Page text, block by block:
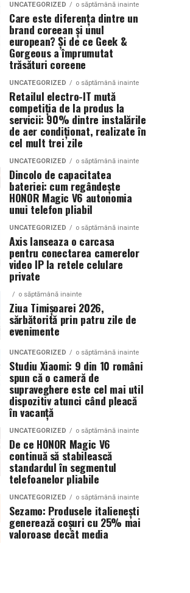
UNCATEGORIZED o săptămână inainte
Care este diferența dintre un
brand coreean și unul
european? Și de ce Geek &
Gorgeous a împrumutat
trăsături coreene
UNCATEGORIZED o săptămână inainte
Retailul electro-IT mută
competiția de la produs la
servicii: 90% dintre instalările
de aer condiționat, realizate în
cel mult trei zile
UNCATEGORIZED o săptămână inainte
Dincolo de capacitatea
bateriei: cum regândește
HONOR Magic V6 autonomia
unui telefon pliabil
UNCATEGORIZED o săptămână inainte
Axis lanseaza o carcasa
pentru conectarea camerelor
video IP la retele celulare
private
o săptămână inainte
Ziua Timișoarei 2026,
sărbătorită prin patru zile de
evenimente
UNCATEGORIZED o săptămână inainte
Studiu Xiaomi: 9 din 10 români
spun că o cameră de
supraveghere este cel mai util
dispozitiv atunci când pleacă
în vacanță
UNCATEGORIZED o săptămână inainte
De ce HONOR Magic V6
continuă să stabilească
standardul în segmentul
telefoanelor pliabile
UNCATEGORIZED o săptămână inainte
Sezamo: Produsele italienești
generează coșuri cu 25% mai
valoroase decât media